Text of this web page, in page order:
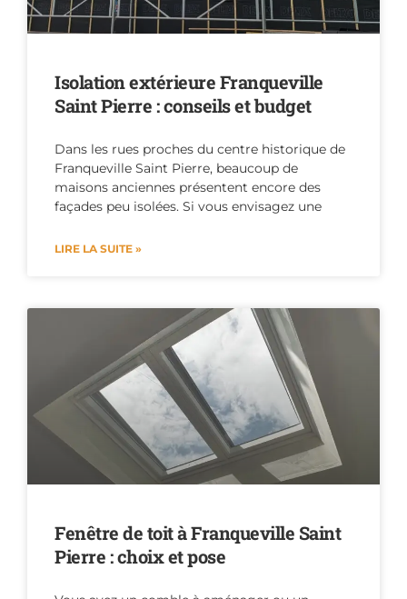
Isolation extérieure Franqueville
Saint Pierre : conseils et budget
Dans les rues proches du centre historique de
Franqueville Saint Pierre, beaucoup de
maisons anciennes présentent encore des
façades peu isolées. Si vous envisagez une
LIRE LA SUITE »
Fenêtre de toit à Franqueville Saint
Pierre : choix et pose